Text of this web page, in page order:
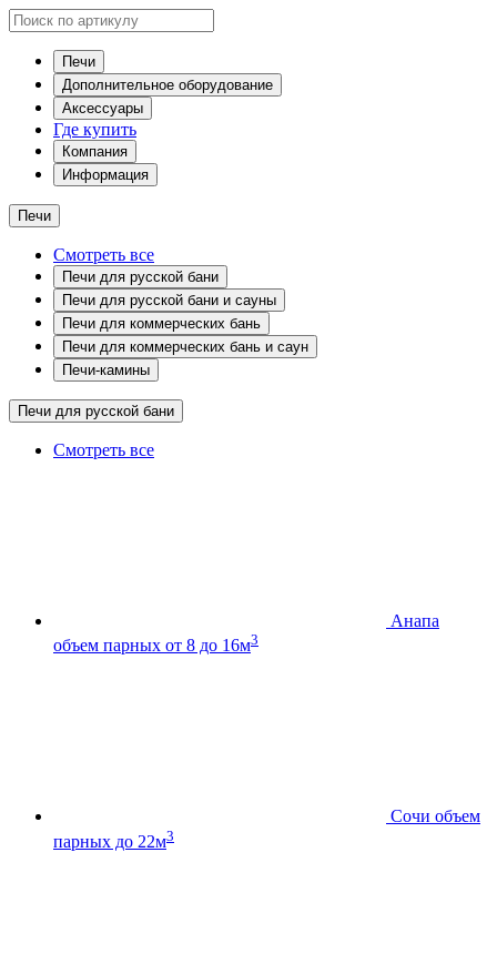
Печи
Дополнительное оборудование
Аксессуары
Где купить
Компания
Информация
Печи
Смотреть все
Печи для русской бани
Печи для русской бани и сауны
Печи для коммерческих бань
Печи для коммерческих бань и саун
Печи-камины
Печи для русской бани
Смотреть все
Анапа
объем парных от 8 до 16м3
Сочи объем
парных до 22м3